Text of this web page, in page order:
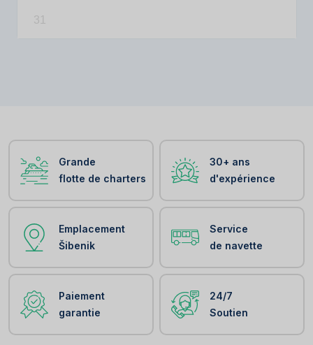
31
Grande
flotte de charters
30+ ans
d'expérience
Emplacement
Šibenik
Service
de navette
Paiement
garantie
24/7
Soutien